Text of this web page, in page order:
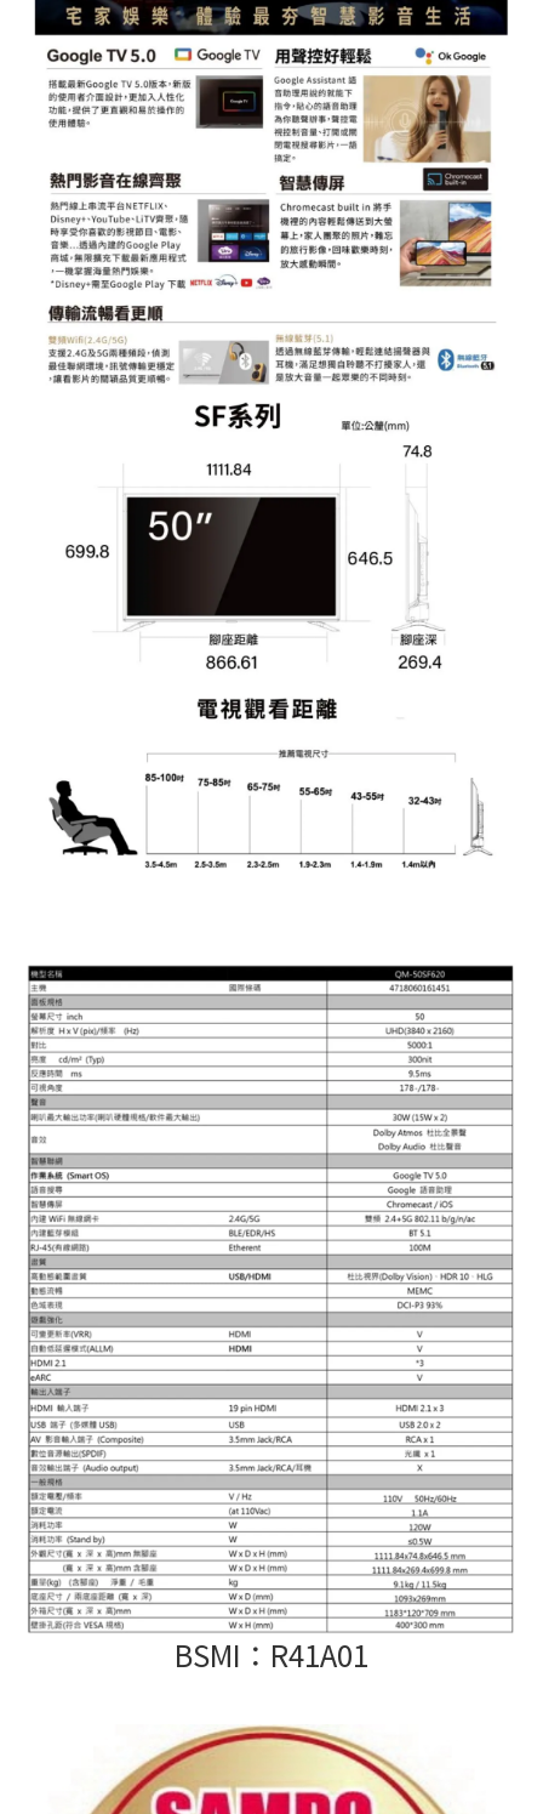
BSMI：R41A01